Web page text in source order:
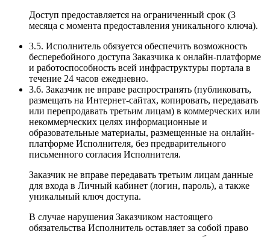
Доступ предоставляется на ограниченный срок (3
месяца с момента предоставления уникального ключа).
3.5. Исполнитель обязуется обеспечить возможность
бесперебойного доступа Заказчика к онлайн-платформе
и работоспособность всей инфраструктуры портала в
течение 24 часов ежедневно.
3.6. Заказчик не вправе распространять (публиковать,
размещать на Интернет-сайтах, копировать, передавать
или перепродавать третьим лицам) в коммерческих или
некоммерческих целях информационные и
образовательные материалы, размещенные на онлайн-
платформе Исполнителя, без предварительного
письменного согласия Исполнителя.
Заказчик не вправе передавать третьим лицам данные
для входа в Личный кабинет (логин, пароль), а также
уникальный ключ доступа.
В случае нарушения Заказчиком настоящего
обязательства Исполнитель оставляет за собой право